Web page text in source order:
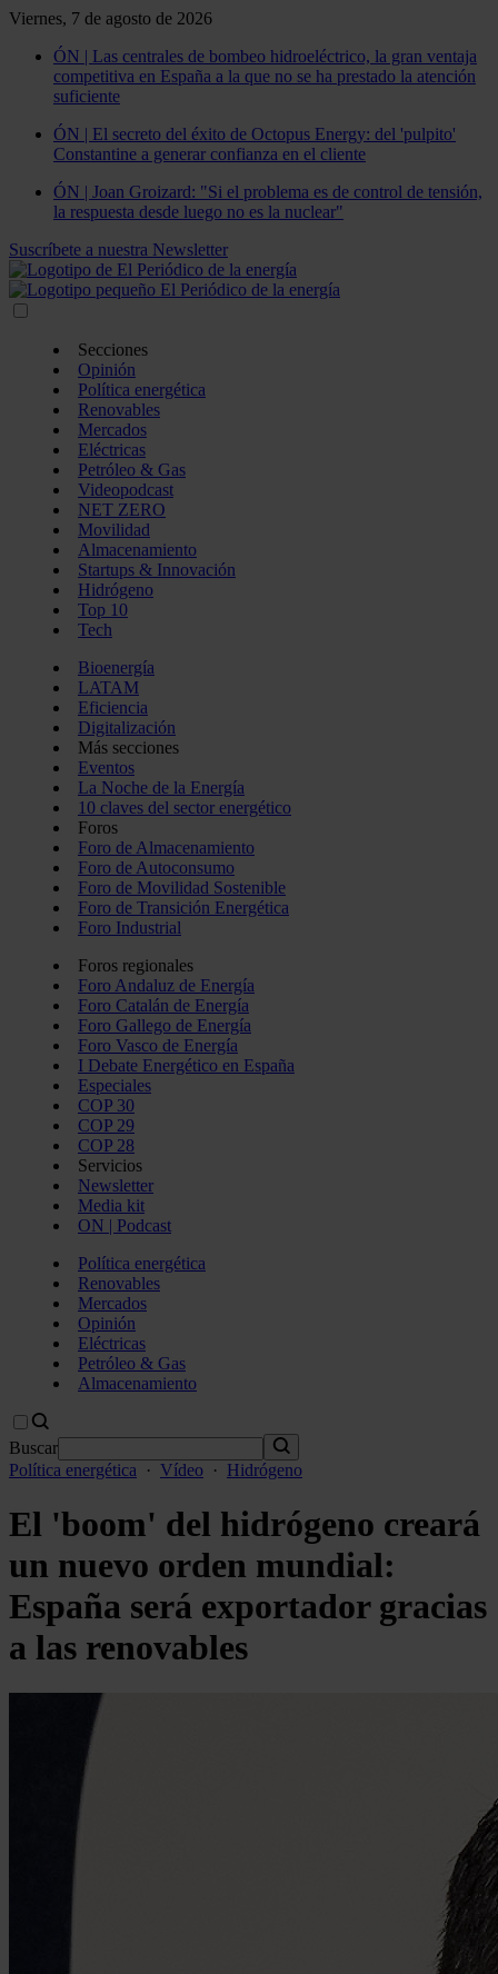
Viernes, 7 de agosto de 2026
ÓN | Las centrales de bombeo hidroeléctrico, la gran ventaja
competitiva en España a la que no se ha prestado la atención
suficiente
ÓN | El secreto del éxito de Octopus Energy: del 'pulpito'
Constantine a generar confianza en el cliente
ÓN | Joan Groizard: "Si el problema es de control de tensión,
la respuesta desde luego no es la nuclear"
Suscríbete a nuestra Newsletter
Secciones
Opinión
Política energética
Renovables
Mercados
Eléctricas
Petróleo & Gas
Videopodcast
NET ZERO
Movilidad
Almacenamiento
Startups & Innovación
Hidrógeno
Top 10
Tech
Bioenergía
LATAM
Eficiencia
Digitalización
Más secciones
Eventos
La Noche de la Energía
10 claves del sector energético
Foros
Foro de Almacenamiento
Foro de Autoconsumo
Foro de Movilidad Sostenible
Foro de Transición Energética
Foro Industrial
Foros regionales
Foro Andaluz de Energía
Foro Catalán de Energía
Foro Gallego de Energía
Foro Vasco de Energía
I Debate Energético en España
Especiales
COP 30
COP 29
COP 28
Servicios
Newsletter
Media kit
ON | Podcast
Política energética
Renovables
Mercados
Opinión
Eléctricas
Petróleo & Gas
Almacenamiento
Buscar
Política energética
· Vídeo · Hidrógeno
El 'boom' del hidrógeno creará
un nuevo orden mundial:
España será exportador gracias
a las renovables